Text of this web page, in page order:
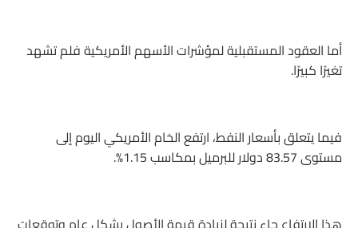
أما العقود المستقبلية لمؤشرات الأسهم الأمريكية فلم تشهد
تغيرًا كبيرًا.
فيما يتعلق بأسعار النفط، ارتفع الخام الأمريكي اليوم إلى
مستوى 83.57 دولار للبرميل بمكاسب 1.15%.